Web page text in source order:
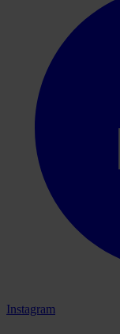
Instagram